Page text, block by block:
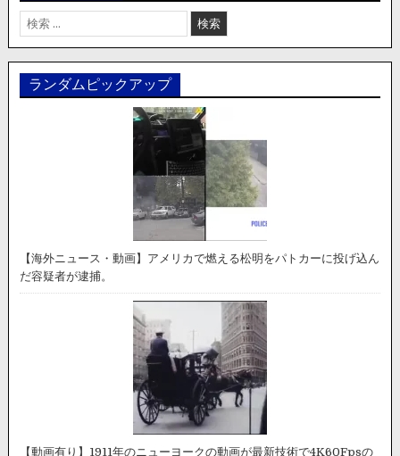
検
索:
ランダムピックアップ
【海外ニュース・動画】アメリカで燃える松明をパトカーに投げ込ん
だ容疑者が逮捕。
【動画有り】1911年のニューヨークの動画が最新技術で4K60Fpsの